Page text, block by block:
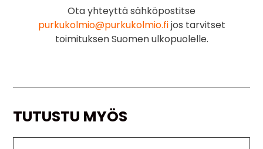
Ota yhteyttä sähköpostitse
purkukolmio@purkukolmio.fijos tarvitset
toimituksen Suomen ulkopuolelle.
TUTUSTU MYÖS